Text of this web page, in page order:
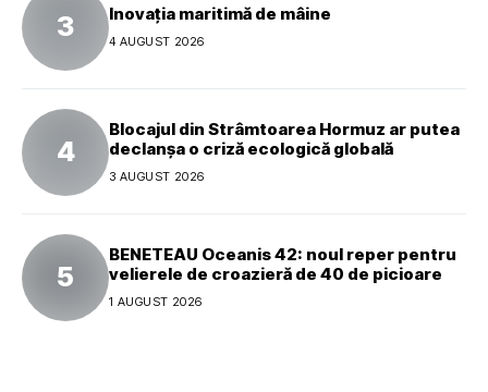
Inovația maritimă de mâine
4 AUGUST 2026
Blocajul din Strâmtoarea Hormuz ar putea
declanșa o criză ecologică globală
3 AUGUST 2026
BENETEAU Oceanis 42: noul reper pentru
velierele de croazieră de 40 de picioare
1 AUGUST 2026